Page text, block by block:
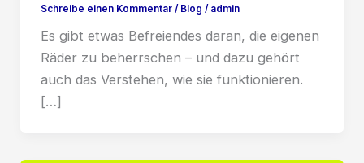
Schreibe einen Kommentar / Blog / admin
Es gibt etwas Befreiendes daran, die eigenen
Räder zu beherrschen – und dazu gehört
auch das Verstehen, wie sie funktionieren.
[…]